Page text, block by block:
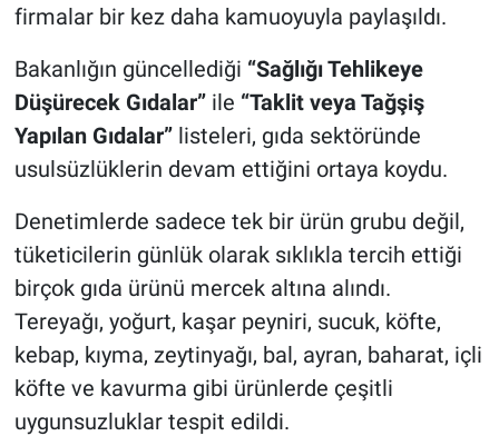
firmalar bir kez daha kamuoyuyla paylaşıldı.
Bakanlığın güncellediği “Sağlığı Tehlikeye
Düşürecek Gıdalar”ile “Taklit veya Tağşiş
Yapılan Gıdalar”listeleri, gıda sektöründe
usulsüzlüklerin devam ettiğini ortaya koydu.
Denetimlerde sadece tek bir ürün grubu değil,
tüketicilerin günlük olarak sıklıkla tercih ettiği
birçok gıda ürünü mercek altına alındı.
Tereyağı, yoğurt, kaşar peyniri, sucuk, köfte,
kebap, kıyma, zeytinyağı, bal, ayran, baharat, içli
köfte ve kavurma gibi ürünlerde çeşitli
uygunsuzluklar tespit edildi.